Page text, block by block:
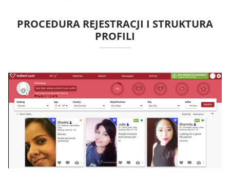
PROCEDURA REJESTRACJI I STRUKTURA
PROFILI